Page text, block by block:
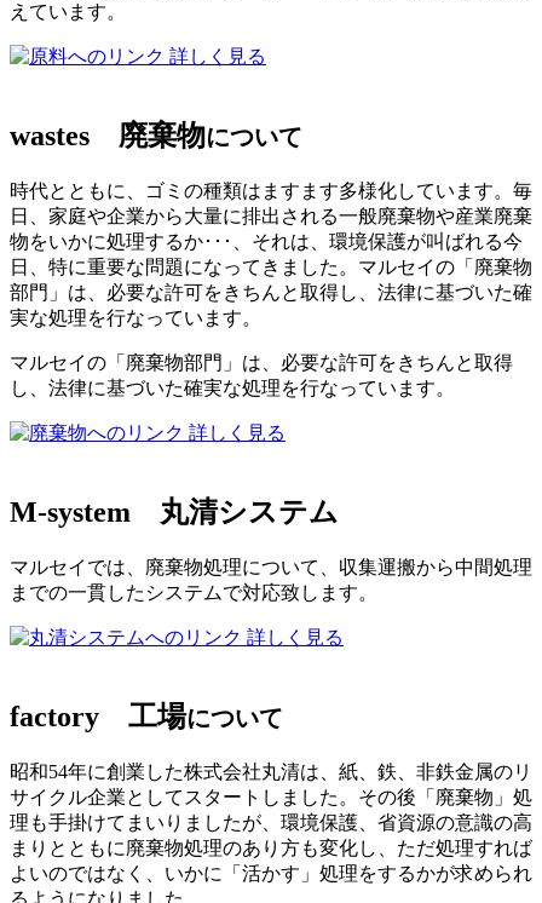
えています。
詳しく見る
wastes 廃棄物について
時代とともに、ゴミの種類はますます多様化しています。毎
日、家庭や企業から大量に排出される一般廃棄物や産業廃棄
物をいかに処理するか･･･、それは、環境保護が叫ばれる今
日、特に重要な問題になってきました。マルセイの「廃棄物
部門」は、必要な許可をきちんと取得し、法律に基づいた確
実な処理を行なっています。
マルセイの「廃棄物部門」は、必要な許可をきちんと取得
し、法律に基づいた確実な処理を行なっています。
詳しく見る
M-system 丸清システム
マルセイでは、廃棄物処理について、収集運搬から中間処理
までの一貫したシステムで対応致します。
詳しく見る
factory 工場について
昭和54年に創業した株式会社丸清は、紙、鉄、非鉄金属のリ
サイクル企業としてスタートしました。その後「廃棄物」処
理も手掛けてまいりましたが、環境保護、省資源の意識の高
まりとともに廃棄物処理のあり方も変化し、ただ処理すれば
よいのではなく、いかに「活かす」処理をするかが求められ
るようになりました。